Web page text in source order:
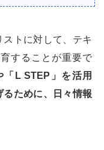
ストに対して、テキ
することが重要で
L STEP」を活用
るために、日々情報